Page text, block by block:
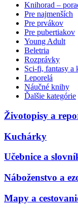
Knihorad –
Pre najmenších
Pre prvákov
Pre pubertiakov
Young Adult
Beletria
Rozprávky
Sci-fi, fantasy a
Leporelá
Náučné knihy
Ďalšie kategórie
Životopisy a
Kuchárky
Učebnice a
Náboženstvo a
Mapy a